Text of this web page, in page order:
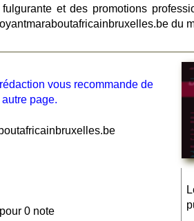
et des promotions
du
vous recommande de
page.
0 note